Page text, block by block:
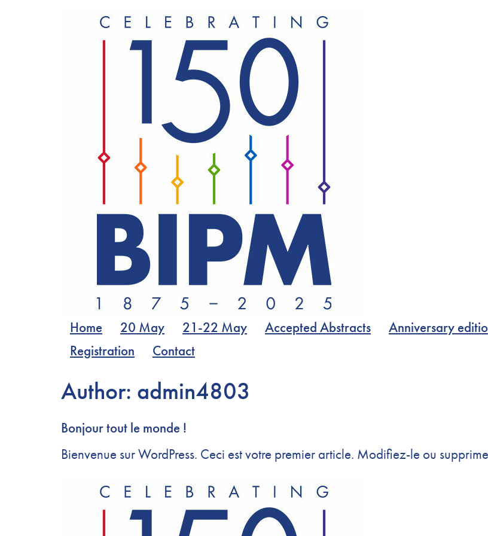
Home 20 May 21-22 May Accepted Abstracts Anniversary
Registration
Contact
Author: admin4803
Bonjour tout le monde !
Bienvenue sur WordPress. Ceci est votre premier article. Modifiez-le ou